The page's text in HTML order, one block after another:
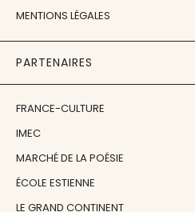
MENTIONS LÉGALES
PARTENAIRES
FRANCE-CULTURE
IMEC
MARCHÉ DE LA POÉSIE
ÉCOLE ESTIENNE
LE GRAND CONTINENT